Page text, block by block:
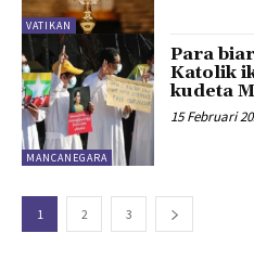
VATIKAN
MANCANEGARA
Para
Katolik
kudeta
15 Februari
1 2 3